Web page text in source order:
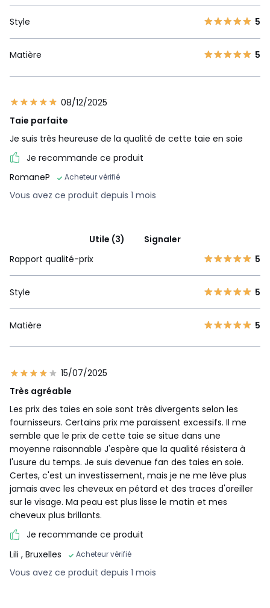
Style 5
Matière 5
08/12/2025
Taie parfaite
Je suis très heureuse de la qualité de cette taie en soie
Je recommande ce produit
RomaneP
Acheteur vérifié
Vous avez ce produit depuis 1 mois
Utile (3)
Signaler
Rapport qualité-prix
5
Style 5
Matière 5
15/07/2025
Très agréable
Les prix des taies en soie sont très divergents selon les
fournisseurs. Certains prix me paraissent excessifs. Il me
semble que le prix de cette taie se situe dans une
moyenne raisonnable J'espère que la qualité résistera à
l'usure du temps. Je suis devenue fan des taies en soie.
Certes, c'est un investissement, mais je ne me lève plus
jamais avec les cheveux en pétard et des traces d'oreiller
sur le visage. Ma peau est plus lisse le matin et mes
cheveux plus brillants.
Je recommande ce produit
Lili , Bruxelles Acheteur vérifié
Vous avez ce produit depuis 1 mois